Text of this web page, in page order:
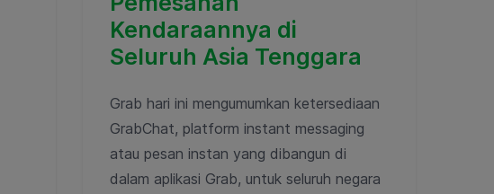
Kendaraannya di
Seluruh Asia Tenggara
Grab hari ini mengumumkan ketersediaan
GrabChat, platform instant messaging
atau pesan instan yang dibangun di
dalam aplikasi Grab, untuk seluruh negara